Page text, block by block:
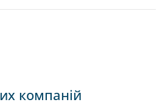
компаній